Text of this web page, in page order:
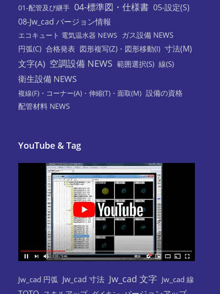
01-配管及び継手 04-標準図・仕様書 05-設定(S)
08-Jw_cad バージョン情報
エコキュート 電気温水器 NEWS
ガス設備 NEWS
円弧(C) 合格発表 図形複写(Z)・図形移動(I) 寸法(M)
文字(A) 空調設備 NEWS 範囲選択(S) 線(S)
衛生設備 NEWS
複線(F)・コーナー(A)・伸縮(T)・面取(M) 設備の資格
配管材料 NEWS
YouTube & Tag
Jw_cad 円弧 Jw_cad 寸法 Jw_cad 文字 Jw_cad 線